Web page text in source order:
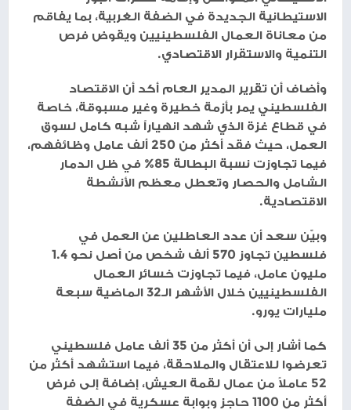
الاستيطانية الجديدة في الضفة الغربية، بما يفاقم
من معاناة العمال الفلسطينيين ويقوض فرص
التنمية والاستقرار الاقتصادي.
وأضاف أن تقرير المدير العام أكد أن الاقتصاد
الفلسطيني يمر بأزمة خطيرة وغير مسبوقة، خاصة
في قطاع غزة الذي شهد انهياراً شبه كامل لسوق
العمل، حيث فقد أكثر من 250 ألف عامل وظائفهم،
فيما تجاوزت نسبة البطالة 85% في ظل الدمار
الشامل والحصار وتعطل معظم الأنشطة
الاقتصادية.
وبيّن سعد أن عدد العاطلين عن العمل في
فلسطين تجاوز 570 ألف شخص من أصل نحو 1.4
مليون عامل، فيما تجاوزت خسائر العمال
الفلسطينيين خلال الأشهر الـ32 الماضية سبعة
مليارات يورو.
كما أشار إلى أن أكثر من 35 ألف عامل فلسطيني
تعرضوا للاعتقال والملاحقة، فيما استشهد أكثر من
52 عاملاً من عمال لقمة العيش، إضافة إلى فرض
أكثر من 1100 حاجز وبوابة عسكرية في الضفة